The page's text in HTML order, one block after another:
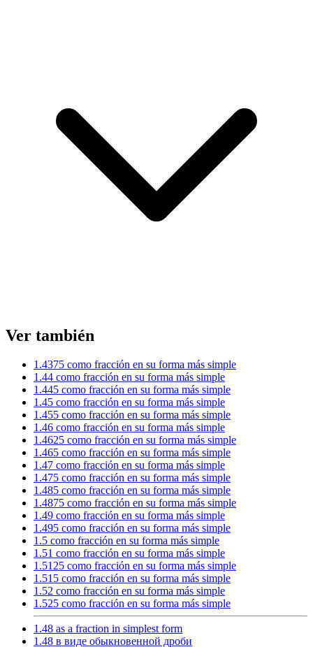
Ver también
1.4375 como fracción en su forma más simple
1.44 como fracción en su forma más simple
1.445 como fracción en su forma más simple
1.45 como fracción en su forma más simple
1.455 como fracción en su forma más simple
1.46 como fracción en su forma más simple
1.4625 como fracción en su forma más simple
1.465 como fracción en su forma más simple
1.47 como fracción en su forma más simple
1.475 como fracción en su forma más simple
1.485 como fracción en su forma más simple
1.4875 como fracción en su forma más simple
1.49 como fracción en su forma más simple
1.495 como fracción en su forma más simple
1.5 como fracción en su forma más simple
1.51 como fracción en su forma más simple
1.5125 como fracción en su forma más simple
1.515 como fracción en su forma más simple
1.52 como fracción en su forma más simple
1.525 como fracción en su forma más simple
1.48 as a fraction in simplest form
1.48 в виде обыкновенной дроби